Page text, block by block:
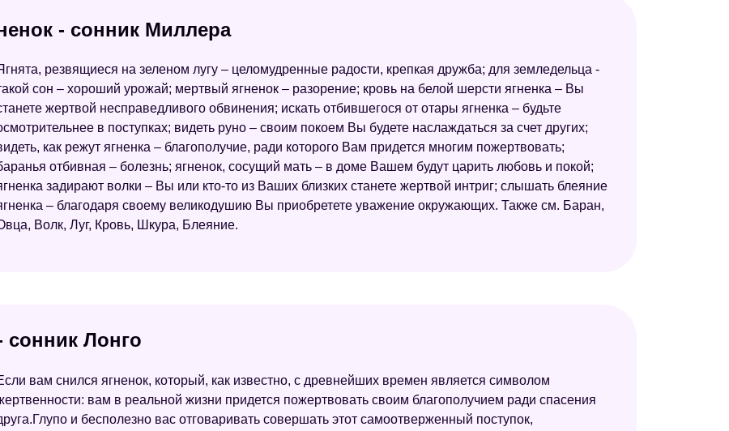
Новейший сонник
Сонник толкование снов
Безымянный сонник
Сонник Кананита
Большой сонник (Наталья Степанова)
- сонник Миллера
резвящиеся на зеленом лугу – целомудренные радости, крепкая дружба; для земледельца -
сон – хороший урожай; мертвый ягненок – разорение; кровь на белой шерсти ягненка – Вы
жертвой несправедливого обвинения; искать отбившегося от отары ягненка – будьте
в поступках; видеть руно – своим покоем Вы будете наслаждаться за счет других;
как режут ягненка – благополучие, ради которого Вам придется многим пожертвовать;
отбивная – болезнь; ягненок, сосущий мать – в доме Вашем будут царить любовь и покой;
задирают волки – Вы или кто-то из Ваших близких станете жертвой интриг; слышать блеяние
– благодаря своему великодушию Вы приобретете уважение окружающих. Также см. Баран,
Волк, Луг, Кровь, Шкура, Блеяние.
сонник Лонго
вам снился ягненок, который, как известно, с древнейших времен является символом
вам в реальной жизни придется пожертвовать своим благополучием ради спасения
и бесполезно вас отговаривать совершать этот самоотверженный поступок,